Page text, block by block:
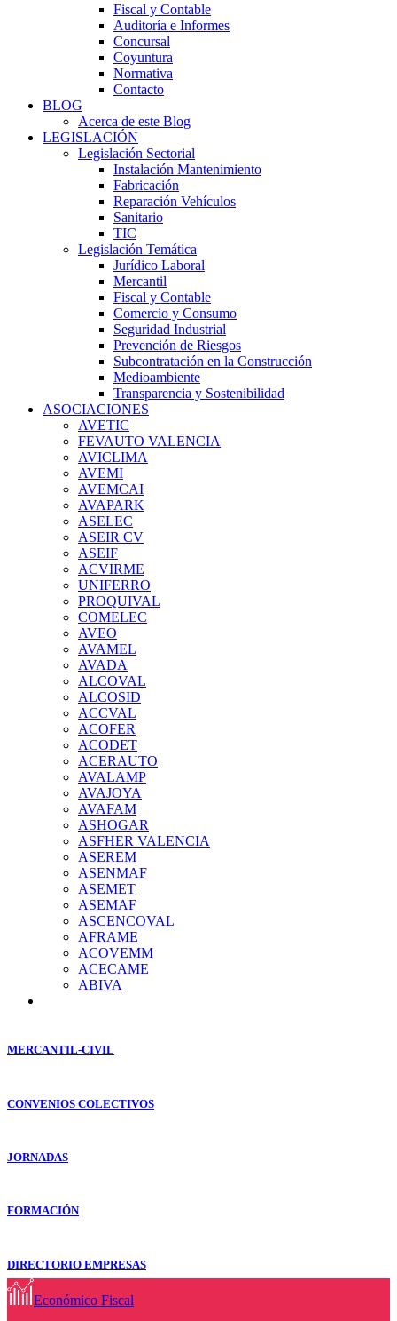
Fiscal y Contable
Auditoría e Informes
Concursal
Coyuntura
Normativa
Contacto
BLOG
Acerca de este Blog
LEGISLACIÓN
Legislación Sectorial
Instalación Mantenimiento
Fabricación
Reparación Vehículos
Sanitario
TIC
Legislación Temática
Jurídico Laboral
Mercantil
Fiscal y Contable
Comercio y Consumo
Seguridad Industrial
Prevención de Riesgos
Subcontratación en la Construcción
Medioambiente
Transparencia y Sostenibilidad
ASOCIACIONES
AVETIC
FEVAUTO VALENCIA
AVICLIMA
AVEMI
AVEMCAI
AVAPARK
ASELEC
ASEIR CV
ASEIF
ACVIRME
UNIFERRO
PROQUIVAL
COMELEC
AVEO
AVAMEL
AVADA
ALCOVAL
ALCOSID
ACCVAL
ACOFER
ACODET
ACERAUTO
AVALAMP
AVAJOYA
AVAFAM
ASHOGAR
ASFHER VALENCIA
ASEREM
ASENMAF
ASEMET
ASEMAF
ASCENCOVAL
AFRAME
ACOVEMM
ACECAME
ABIVA
MERCANTIL-CIVIL
CONVENIOS COLECTIVOS
JORNADAS
FORMACIÓN
DIRECTORIO EMPRESAS
Económico Fiscal